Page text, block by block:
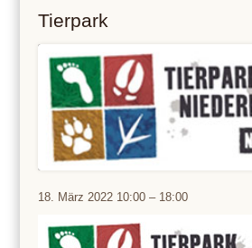
Tierpark
Tierpark
18. März 2022 10:00 – 18:00